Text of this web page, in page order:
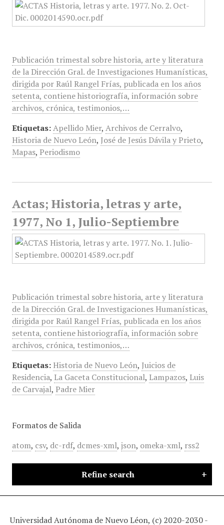
Publicación trimestal sobre historia, arte y literatura
de la Dirección Gral. de Investigaciones Humanísticas,
dirigida por Raúl Rangel Frías, publicada en los años
setenta, contiene historiografía, información sobre
archivos, crónica, testimonios,…
Etiquetas: Apellido Mier, Archivos de Cerralvo,
Historia de Nuevo León, José de Jesús Dávila y Prieto,
Mapas, Periodismo
Actas; Historia, letras y arte,
1977, No 1, Julio-Septiembre
Publicación trimestal sobre historia, arte y literatura
de la Dirección Gral. de Investigaciones Humanísticas,
dirigida por Raúl Rangel Frías, publicada en los años
setenta, contiene historiografía, información sobre
archivos, crónica, testimonios,…
Etiquetas: Historia de Nuevo León, Juicios de
Residencia, La Gaceta Constitucional, Lampazos, Luis
de Carvajal, Padre Mier
Formatos de Salida
atom, csv, dc-rdf, dcmes-xml, json, omeka-xml, rss2
Refine search
Universidad Autónoma de Nuevo Léon, (c) 2020-2030 -